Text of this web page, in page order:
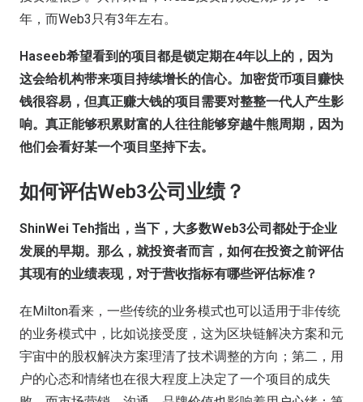
年，而Web3只有3年左右。
Haseeb希望看到的项目都是锁定期在4年以上的， 因为
这会给机构带来项目持续增长的信心。 加密货币项目赚快
钱很容易，但真正赚大钱的项目需要对整整一代人产生影
响。真正能够积累财富的人往往能够穿越牛熊周期，因为
他们会看好某一个项目坚持下去。
如何评估Web3公司业绩？
ShinWei Teh指出，当下， 大多数Web3公司都处于企业
发展的早期。 那么， 就投资者而言， 如何在投资之前评估
其现有的业绩表现， 对于营收指标有哪些评估标准 ？
在Milton看来，一些传统的业务模式也可以适用于非传统
的业务模式中，比如说接受度，这为区块链解决方案和元
宇宙中的股权解决方案理清了技术调整的方向；第二，用
户的心态和情绪也在很大程度上决定了一个项目的成失